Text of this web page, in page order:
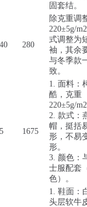
固套结。
280
除克重调
220±5g/
式调整为
袖，其余
与冬季款
致。
1675
1. 面料：
酷，克重
220±5g/m2
2. 款式：
帽，挺括
形，不易
形。
3. 颜色：
士服配套
色）。
1. 鞋面：
头层软牛